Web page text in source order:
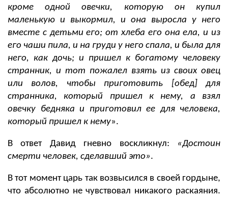
кроме одной овечки, которую он купил
маленькую и выкормил, и она выросла у него
вместе с детьми его; от хлеба его она ела, и из
его чаши пила, и на груди у него спала, и была для
него, как дочь; и пришел к богатому человеку
странник, и тот пожалел взять из своих овец
или волов, чтобы приготовить [обед] для
странника, который пришел к нему, а взял
овечку бедняка и приготовил ее для человека,
который пришел к нему».
В ответ Давид гневно воскликнул:
«Достоин
смерти человек, сделавший это».
В тот момент царь так возвысился в своей гордыне,
что абсолютно не чувствовал никакого раскаяния.